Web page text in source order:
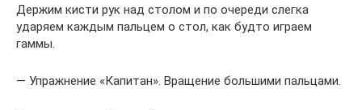
Держим кисти рук над столом и по очереди слегка
ударяем каждым пальцем о стол, как будто играем
гаммы.
— Упражнение «Капитан». Вращение большими пальцами.